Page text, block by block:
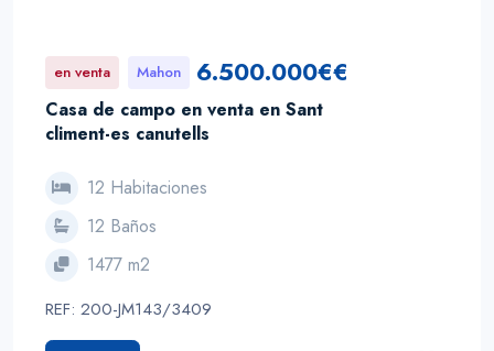
en venta Mahon 6.500.000€€
Casa de campo en venta en Sant
climent-es canutells
12 Habitaciones
12 Baños
1477 m2
REF: 200-JM143/3409